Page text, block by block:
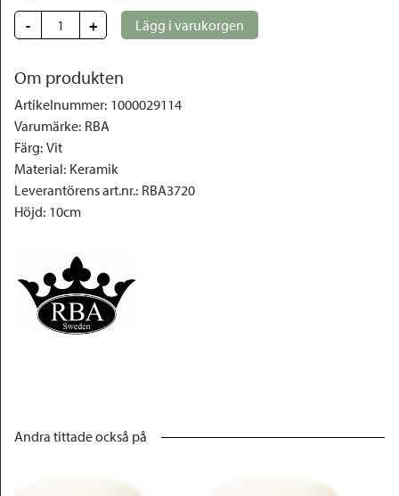
- + Lägg i varukorgen
Om produkten
Artikelnummer: 1000029114
Varumärke: RBA
Färg: Vit
Material: Keramik
Leverantörens art.nr.: RBA3720
Höjd: 10cm
Andra tittade också på